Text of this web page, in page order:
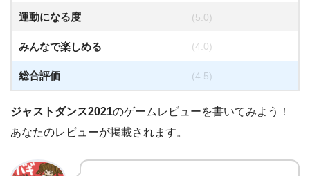
運動になる度 (5.0)
みんなで楽しめる (4.0)
総合評価 (4.5)
ジャストダンス2021のゲームレビューを書いてみよう！
あなたのレビューが掲載されます。